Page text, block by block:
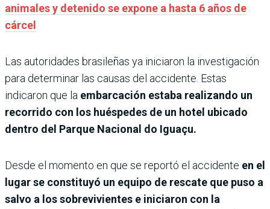
animales y detenido se expone a hasta 6 años de
cárcel
Las autoridades brasileñas ya iniciaron la investigación
para determinar las causas del accidente. Estas
indicaron que la embarcación estaba realizando un
recorrido con los huéspedes de un hotel ubicado
dentro del Parque Nacional do Iguaçu.
Desde el momento en que se reportó el accidente en el
lugar se constituyó un equipo de rescate que puso a
salvo a los sobrevivientes e iniciaron con la